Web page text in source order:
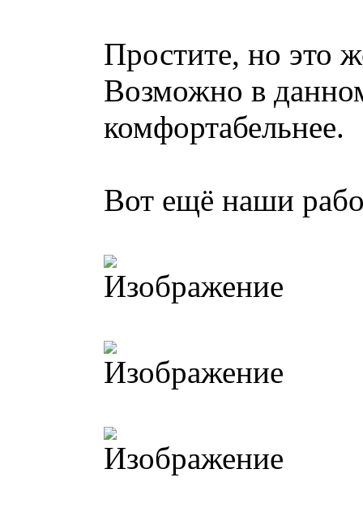
Простите, но это
Возможно в
комфортабельнее.
Вот ещё наши